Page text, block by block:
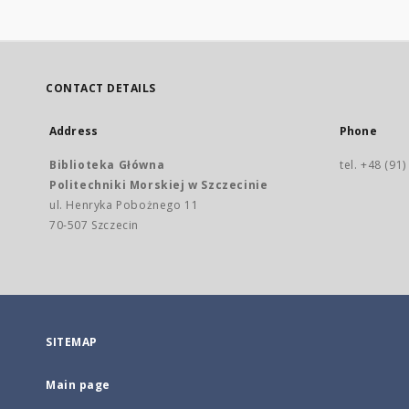
CONTACT DETAILS
Address
Biblioteka Główna
Politechniki Morskiej w Szczecinie
ul. Henryka Pobożnego 11
70-507 Szczecin
Phone
tel. +48
SITEMAP
Main page